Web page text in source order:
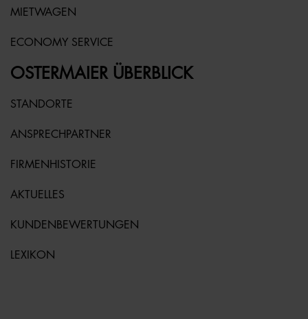
MIETWAGEN
ECONOMY SERVICE
OSTERMAIER ÜBERBLICK
STANDORTE
ANSPRECHPARTNER
FIRMENHISTORIE
AKTUELLES
KUNDENBEWERTUNGEN
LEXIKON